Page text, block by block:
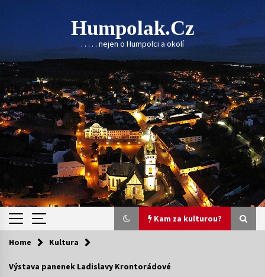
Skip
to
content
Humpolak.cz
. . . . . nejen o Humpolci a okolí
Kam za kulturou?
Kam za kulturou?
Home Kultura
Výstava panenek Ladislavy Krontorádové